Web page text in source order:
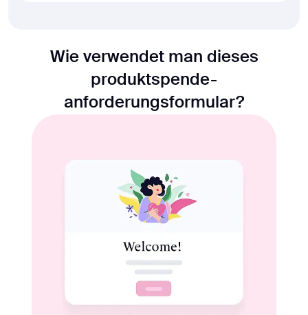
Wie verwendet man dieses
produktspende-
anforderungsformular?